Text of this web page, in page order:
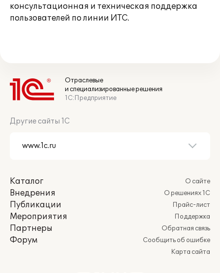
консультационная и техническая поддержка
пользователей по линии ИТС.
Отраслевые
и специализированные решения
1С:Предприятие
Другие сайты 1С
Каталог
Внедрения
Публикации
Мероприятия
Партнеры
Форум
О сайте
О решениях 1С
Прайс-лист
Поддержка
Обратная связь
Сообщить об ошибке
Карта сайта